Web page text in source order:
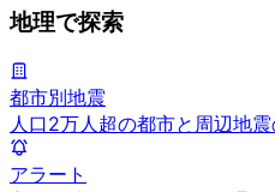
地理で探索
都市別地震
人口2万人超の都市と周辺地震
アラート